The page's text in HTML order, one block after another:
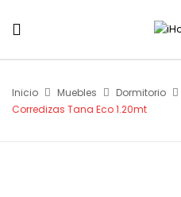
Inicio Muebles Dormitorio
Corredizas Tana Eco 1.20mt